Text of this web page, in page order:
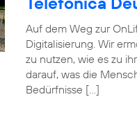
Auf dem Weg zur
Digitalisierung. Wir
zu nutzen, wie es zu
darauf, was die
Bedürfnisse […]